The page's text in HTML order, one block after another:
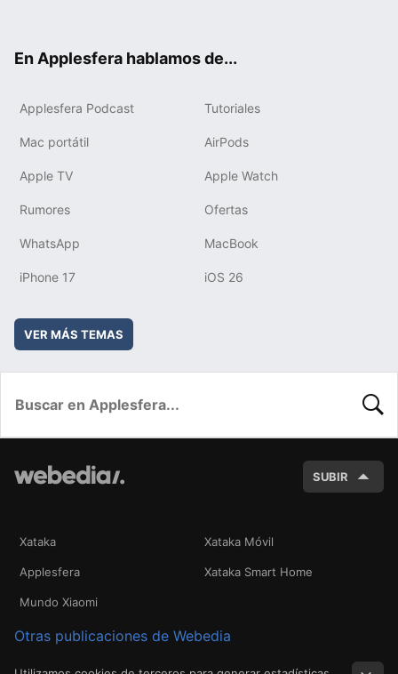
En Applesfera hablamos de...
Applesfera Podcast Tutoriales
Mac portátil AirPods
Apple TV Apple Watch
Rumores Ofertas
WhatsApp MacBook
iPhone 17 iOS 26
VER MÁS TEMAS
SUBIR
Xataka Xataka Móvil
Applesfera Xataka Smart Home
Mundo Xiaomi
Otras publicaciones de Webedia